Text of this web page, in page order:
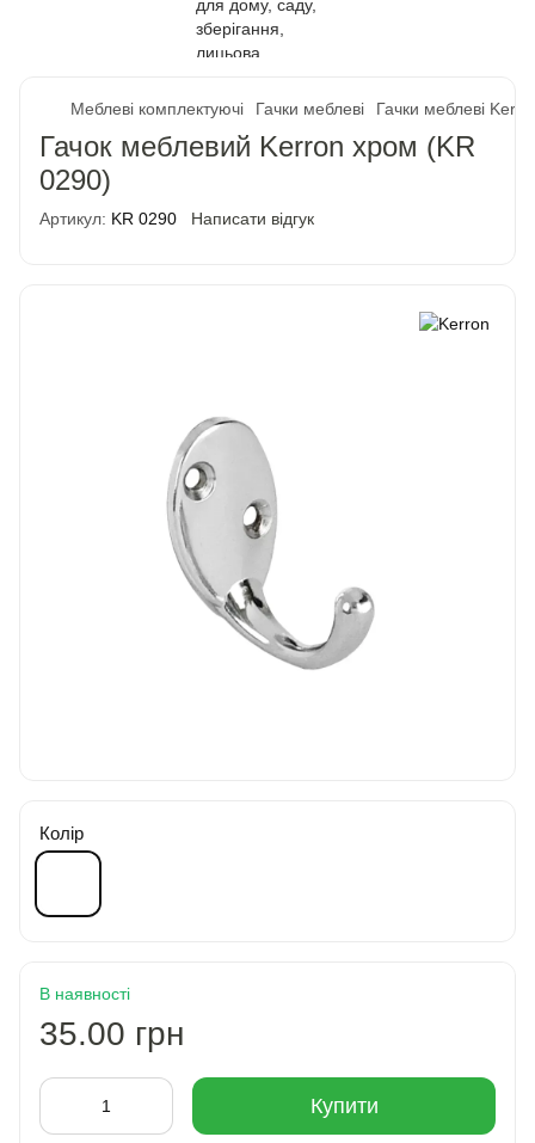
Меблеві комплектуючі Гачки меблеві Гачки меблеві
Гачок меблевий Kerron хром (KR
0290)
Артикул: KR 0290 Написати відгук
Колір
В наявності
35.00 грн
Купити